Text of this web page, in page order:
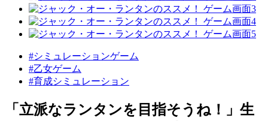
#シミュレーションゲーム
#乙女ゲーム
#育成シミュレーション
「立派なランタンを目指そうね！」生